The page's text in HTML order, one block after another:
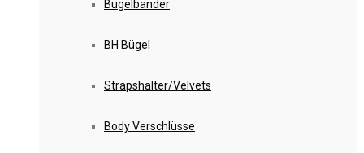
Bügelbänder
BH Bügel
Strapshalter/Velvets
Body Verschlüsse